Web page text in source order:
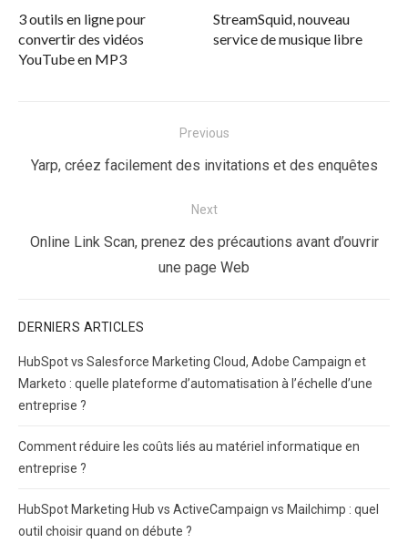
3 outils en ligne pour
convertir des vidéos
YouTube en MP3
StreamSquid, nouveau
service de musique libre
de
Previous
Previous
Yarp, créez facilement des invitations et des enquêtes
Next
Next
Online Link Scan, prenez des précautions avant d’ouvrir
une page Web
DERNIERS ARTICLES
HubSpot vs Salesforce Marketing Cloud, Adobe Campaign et
Marketo : quelle plateforme d’automatisation à l’échelle d’une
entreprise ?
Comment réduire les coûts liés au matériel informatique en
entreprise ?
HubSpot Marketing Hub vs ActiveCampaign vs Mailchimp : quel
outil choisir quand on débute ?